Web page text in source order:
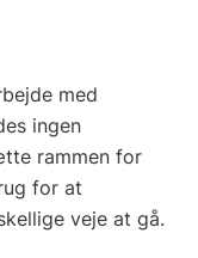
med
ingen
rammen for
for at
veje at gå.